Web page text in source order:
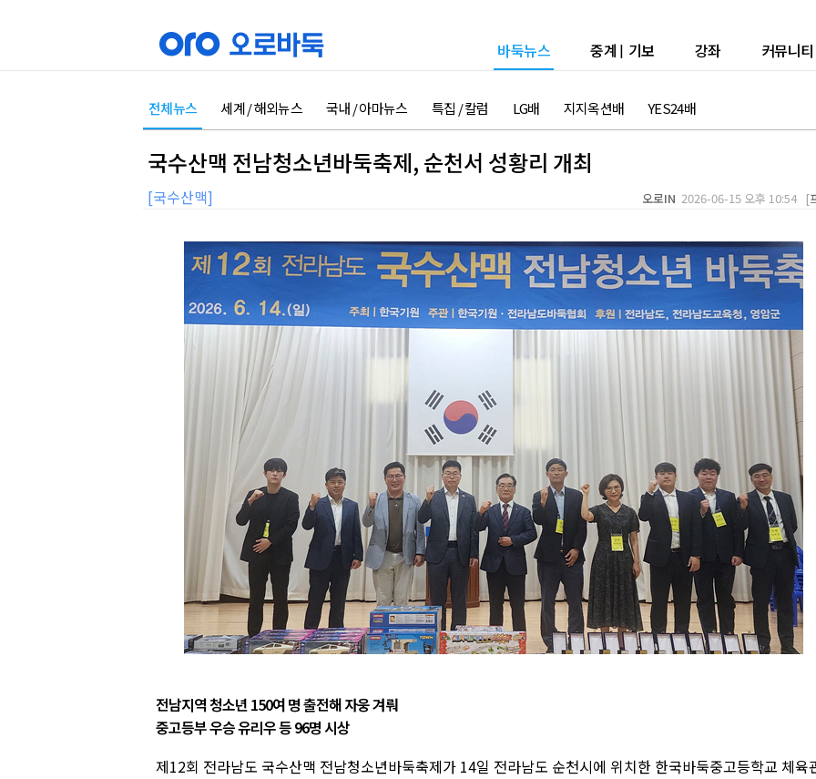
바둑뉴스 중계 | 기보 강좌 커뮤니티
전체뉴스 세계 / 해외뉴스 국내 / 아마뉴스 특집 / 칼럼 LG배 지지옥션배 YES24배
국수산맥 전남청소년바둑축제, 순천서 성황리 개최
[국수산맥] 오로IN 2026-06-15 오후 10:54 [
전남지역 청소년 150여 명 출전해 자웅 겨뤄
중고등부 우승 유리우 등 96명 시상
제12회 전라남도 국수산맥 전남청소년바둑축제가 14일 전라남도 순천시에 위치한 한국바둑중고등학교 체육